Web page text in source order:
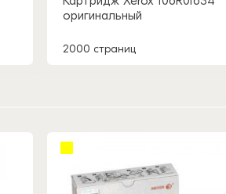
оригинальный
2000 страниц